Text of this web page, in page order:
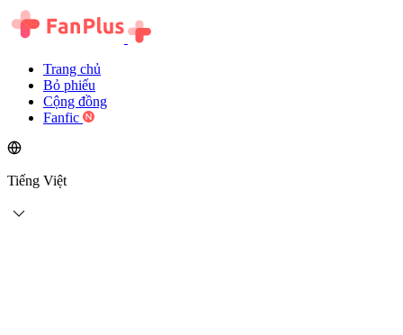
Trang chủ
Bỏ phiếu
Cộng đồng
Fanfic
Tiếng Việt